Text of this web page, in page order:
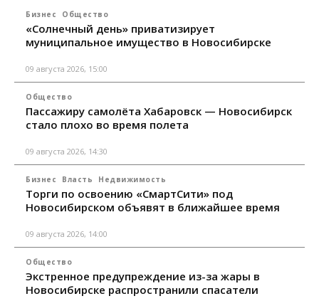
Бизнес Общество
«Солнечный день» приватизирует
муниципальное имущество в Новосибирске
09 августа 2026, 15:00
Общество
Пассажиру самолёта Хабаровск — Новосибирск
стало плохо во время полета
09 августа 2026, 14:30
Бизнес Власть Недвижимость
Торги по освоению «СмартСити» под
Новосибирском объявят в ближайшее время
09 августа 2026, 14:00
Общество
Экстренное предупреждение из-за жары в
Новосибирске распространили спасатели